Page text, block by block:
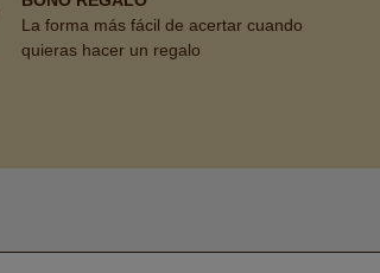
La forma más fácil de acertar cuando
quieras hacer un regalo